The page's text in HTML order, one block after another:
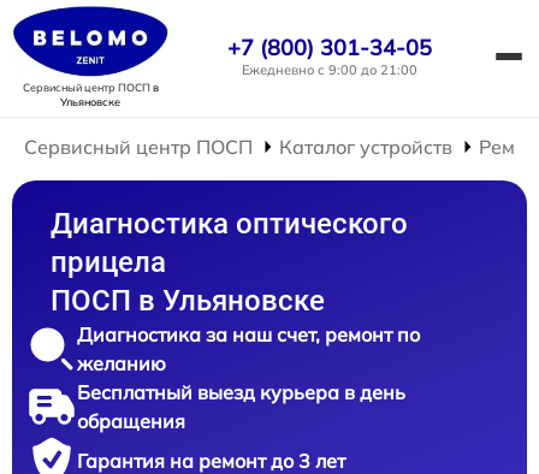
Сервисный центр ПОСПв
Ульяновске
+7 (800) 301-34-05
Ежедневно с 9:00 до 21:00
Сервисный центр ПОСП Каталог устройств
Диагностика оптического
прицела
ПОСП в Ульяновске
Диагностика за наш счет, ремонт по
желанию
Бесплатный выезд курьера в день
обращения
Гарантия на ремонт до 3 лет